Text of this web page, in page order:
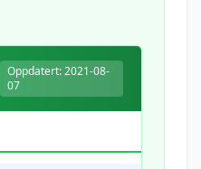
Oppdatert: 2021-08-
07